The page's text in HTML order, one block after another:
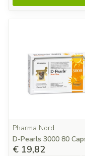
Pharma Nord
D-Pearls 3000 80
€ 19,82